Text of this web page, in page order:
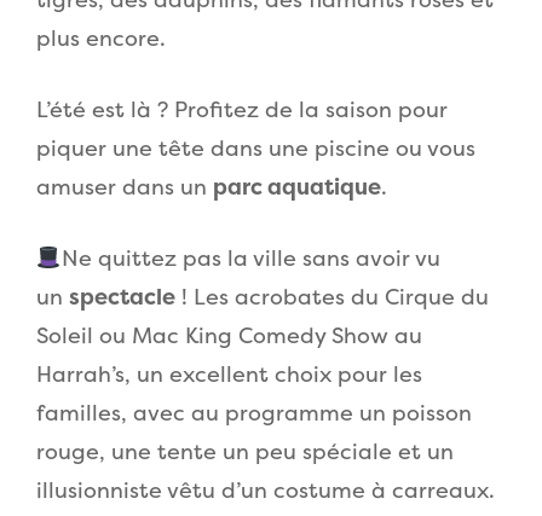
plus encore.
L’été est là ? Profitez de la saison pour
piquer une tête dans une piscine ou vous
amuser dans un parc aquatique.
Ne quittez pas la ville sans avoir vu
un spectacle ! Les acrobates du Cirque du
Soleil ou Mac King Comedy Show au
Harrah’s, un excellent choix pour les
familles, avec au programme un poisson
rouge, une tente un peu spéciale et un
illusionniste vêtu d’un costume à carreaux.